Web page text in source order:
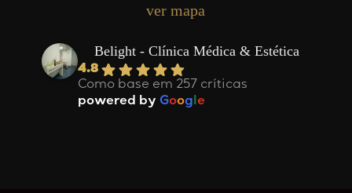
ver mapa
Belight - Clínica Médica & Estética
4.8
Como base em 257 críticas
powered by Google